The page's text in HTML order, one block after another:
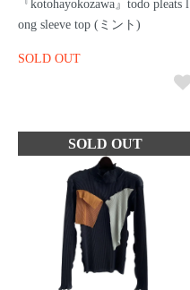
『kotohayokozawa』todo pleats l
ong sleeve top (ミント)
SOLD OUT